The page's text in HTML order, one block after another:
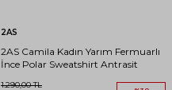
2AS
2AS Camila Kadın Yarım Fermuarlı
İnce Polar Sweatshirt Antrasit
1.290,00TL